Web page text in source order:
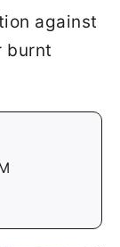
against
burnt